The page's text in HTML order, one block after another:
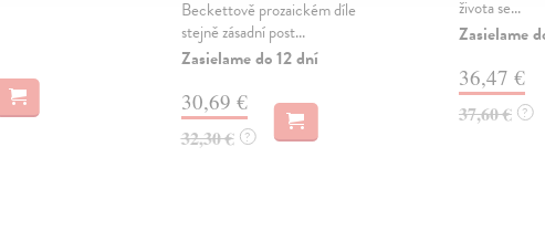
Beckettově prozaickém díle
stejně zásadní post...
Zasielame do 12 dní
30,69 €
32,30 € ?
života se...
Zasielame
36,47 €
37,60 € ?